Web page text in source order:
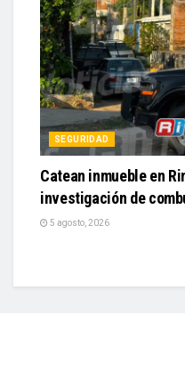
SEGURIDAD
Catean inmueble en
investigación de
5 agosto, 2026